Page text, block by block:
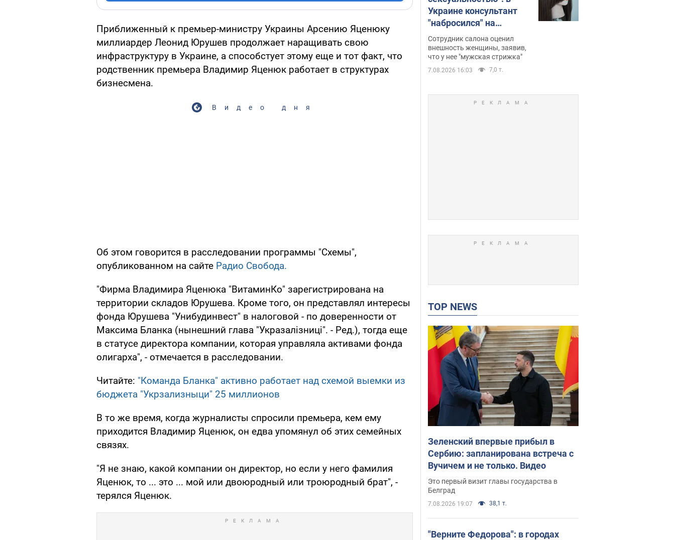
Приближенный к премьер-министру Украины Арсению Яценюку
миллиардер Леонид Юрушев продолжает наращивать свою
инфраструктуру в Украине, а способстует этому еще и тот факт, что
родственник премьера Владимир Яценюк работает в структурах
бизнесмена.
Видео дня
Об этом говорится в расследовании программы "Схемы",
опубликованном на сайте Радио Свобода.
"Фирма Владимира Яценюка "ВитаминКо" зарегистрирована на
территории складов Юрушева. Кроме того, он представлял интересы
фонда Юрушева "Унибудинвест" в налоговой - по доверенности от
Максима Бланка (нынешний глава "Укразалізниці". - Ред.), тогда еще
в статусе директора компании, которая управляла активами фонда
олигарха", - отмечается в расследовании.
Читайте: "Команда Бланка" активно работает над схемой выемки из
бюджета "Укрзализныци" 25 миллионов
В то же время, когда журналисты спросили премьера, кем ему
приходится Владимир Яценюк, он едва упомянул об этих семейных
связях.
"Я не знаю, какой компании он директор, но если у него фамилия
Яценюк, то ... это ... мой или двоюродный или троюродный брат", -
терялся Яценюк.
Украине консультант
"набросился" на
женщину после
химиотерапии,
разгорелся скандал.
Фото
Сотрудник салона оценил
внешность женщины, заявив,
что у нее "мужская стрижка"
7.08.2026 16:03 7,0 т.
TOP NEWS
Зеленский впервые прибыл в
Сербию: запланирована встреча с
Вучичем и не только. Видео
Это первый визит главы государства в
Белград
7.08.2026 19:07 38,1 т.
"Верните Федорова": в городах